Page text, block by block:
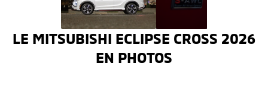
LE MITSUBISHI ECLIPSE CROSS 2026
EN PHOTOS